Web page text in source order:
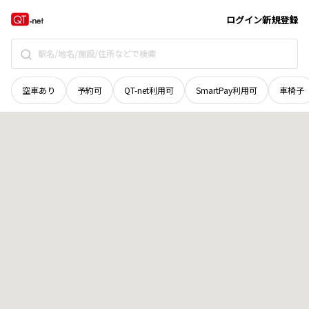
ログイン新規登録
空車あり 予約可 QT-net利用可 SmartPay利用可 車椅子
北海道